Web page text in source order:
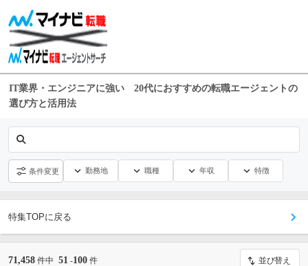
IT業界・エンジニアに強い 20代におすすめの転職エージェントの
選び方と活用法
条件変更 勤務地 職種 年収 特徴
特集TOPに戻る
71,458 件中 51 -100 件 並び替え